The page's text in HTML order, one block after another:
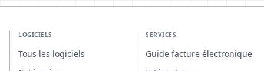
LOGICIELS
Tous les logiciels
SERVICES
Guide facture électronique